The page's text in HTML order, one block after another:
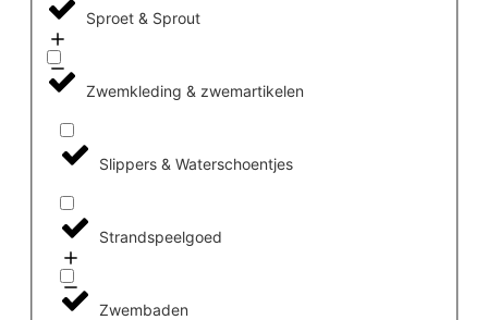
Sproet & Sprout
Zwemkleding & zwemartikelen
Slippers & Waterschoentjes
Strandspeelgoed
Zwembaden